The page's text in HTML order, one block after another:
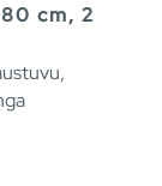
cm, 2